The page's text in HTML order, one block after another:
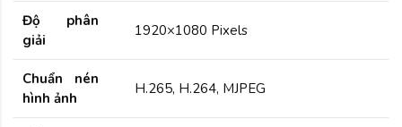
Độ phân
giải
1920×1080 Pixels
Chuẩn nén
hình ảnh
H.265, H.264, MJPEG